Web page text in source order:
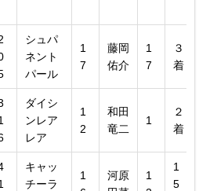
シュパ
ネント
パール
1
7
藤岡
佑介
1
7
３
着
ダイシ
ンレア
レア
1
2
和田
竜二
1
２
着
キャッ
チーラ
1
河原
1
1
5